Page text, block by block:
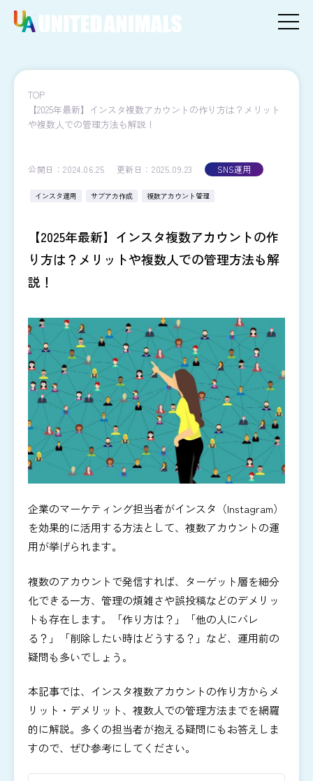
TOP
【2025年最新】インスタ複数アカウントの作り方は？メリット
や複数人での管理方法も解説！
公開日：2024.06.25 更新日：2025.09.23 SNS運用
インスタ運用 サブアカ作成 複数アカウント管理
【2025年最新】インスタ複数アカウントの作
り方は？メリットや複数人での管理方法も解
説！
企業のマーケティング担当者がインスタ（Instagram）
を効果的に活用する方法として、複数アカウントの運
用が挙げられます。
複数のアカウントで発信すれば、ターゲット層を細分
化できる一方、管理の煩雑さや誤投稿などのデメリッ
トも存在します。「作り方は？」「他の人にバレ
る？」「削除したい時はどうする？」など、運用前の
疑問も多いでしょう。
本記事では、インスタ複数アカウントの作り方からメ
リット・デメリット、複数人での管理方法までを網羅
的に解説。多くの担当者が抱える疑問にもお答えしま
すので、ぜひ参考にしてください。